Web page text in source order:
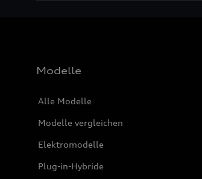
Modelle
Alle Modelle
Modelle vergleichen
Elektromodelle
Plug-in-Hybride